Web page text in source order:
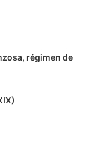
régimen de